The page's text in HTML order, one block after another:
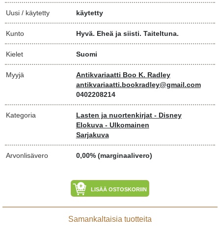
Uusi / käytetty käytetty
Kunto Hyvä. Eheä ja siisti. Taiteltuna.
Kielet Suomi
Myyjä
Antikvariaatti Boo K. Radley
antikvariaatti.bookradley@gmail.com
0402208214
Kategoria
Lasten ja nuortenkirjat - Disney
Elokuva - Ulkomainen
Sarjakuva
Arvonlisävero 0,00% (marginaalivero)
LISÄÄ OSTOSKORIIN
Samankaltaisia tuotteita